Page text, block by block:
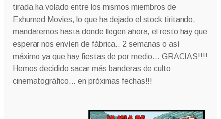
tirada ha volado entre los mismos miembros de
Exhumed Movies, lo que ha dejado el stock tiritando,
mandaremos hasta donde llegen ahora, el resto hay que
esperar nos envíen de fábrica.. 2 semanas o así
máximo ya que hay fiestas de por medio… GRACIAS!!!!
Hemos decidido sacar más banderas de culto
cinematográfico… en próximas fechas!!!